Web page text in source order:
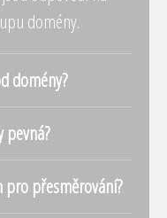
domény.
domény?
pevná?
pro přesměrování?